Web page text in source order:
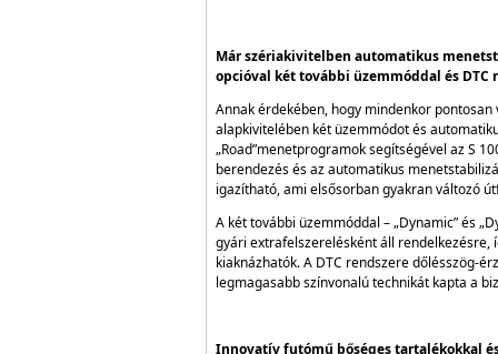
Már szériakivitelben automatikus
opcióval két további üzemmóddal és DTC
Annak érdekében, hogy mindenkor
alapkivitelében két üzemmódot és
„Road”menetprogramok segítségével az S
berendezés és az automatikus
igazítható, ami elsősorban gyakran változó
A két további üzemmóddal – „Dynamic” és
gyári extrafelszerelésként áll rendelkezésre,
kiaknázhatók. A DTC rendszere dőlésszög-
legmagasabb színvonalú technikát kapta a
Innovatív futómű bőséges tartalékokkal